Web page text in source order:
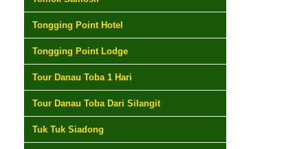
Tongging Point Hotel
Tongging Point Lodge
Tour Danau Toba 1 Hari
Tour Danau Toba Dari Silangit
Tuk Tuk Siadong